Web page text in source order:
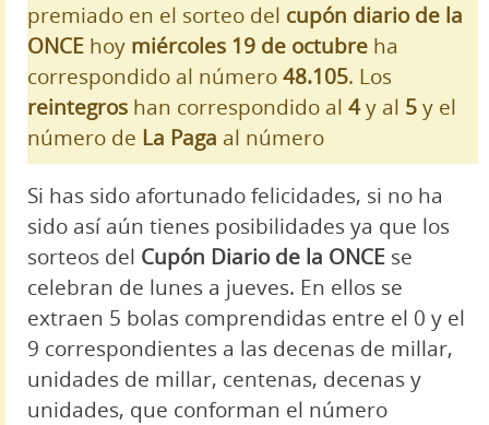
premiado en el sorteo del cupón diario de la
ONCE hoy miércoles 19 de octubre ha
correspondido al número48.105. Los
reintegros han correspondido al 4y al 5y el
número de La Paga al número
Si has sido afortunado felicidades, si no ha
sido así aún tienes posibilidades ya que los
sorteos del Cupón Diario de la ONCE se
celebran de lunes a jueves. En ellos se
extraen 5 bolas comprendidas entre el 0 y el
9 correspondientes a las decenas de millar,
unidades de millar, centenas, decenas y
unidades, que conforman el número